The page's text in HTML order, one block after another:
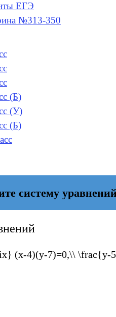
ЕГЭ
№313-350
(Б)
(У)
(Б)
систему
(x-4)(y-7)=0,\\